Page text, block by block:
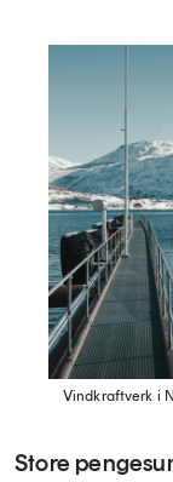
Vindkraftverk i
Store